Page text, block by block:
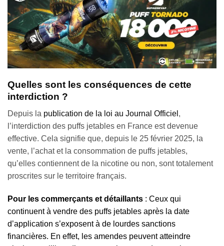
Quelles sont les conséquences de cette
interdiction ?
Depuis la publication de la loi au Journal Officiel ,
l’interdiction des puffs jetables en France est devenue
effective. Cela signifie que, depuis le 25 février 2025, la
vente, l’achat et la consommation de puffs jetables,
qu’elles contiennent de la nicotine ou non, sont totalement
proscrites sur le territoire français.
Pour les commerçants et détaillants : Ceux qui
continuent à vendre des puffs jetables après la date
d’application s’exposent à de lourdes sanctions
financières. En effet, les amendes peuvent atteindre